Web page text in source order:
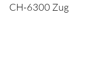
CH-6300 Zug